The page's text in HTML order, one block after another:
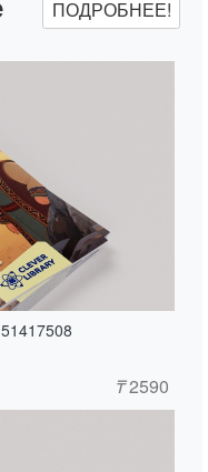
ПОДРОБНЕЕ!
₸2590